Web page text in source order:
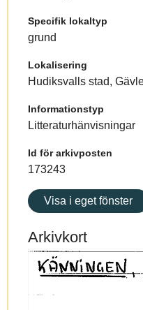
Specifik lokaltyp
grund
Lokalisering
Hudiksvalls stad,
Informationstyp
Litteraturhänvisningar
Id för arkivposten
173243
Visa i eget fönster
Arkivkort